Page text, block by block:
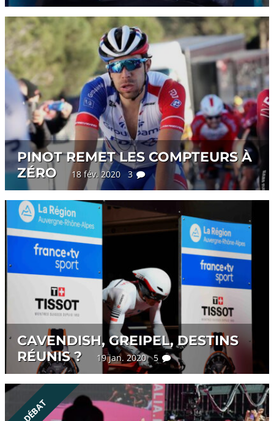
PINOT REMET LES COMPTEURS À
ZÉRO
18 fév. 2020 3
CAVENDISH, GREIPEL, DESTINS
RÉUNIS ?
19 jan. 2020 5
DÉBAT